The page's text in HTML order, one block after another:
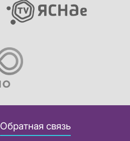
Обратная связь